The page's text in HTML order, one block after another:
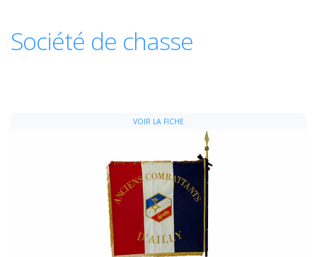
Société de chasse
VOIR LA FICHE